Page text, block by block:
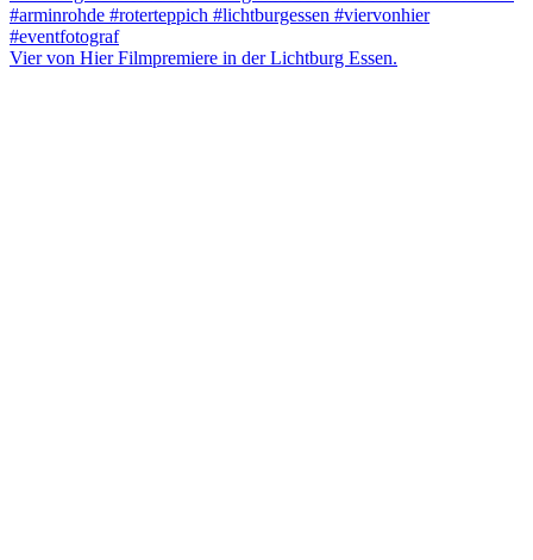
Vier von Hier Filmpremiere in der Lichtburg Essen.